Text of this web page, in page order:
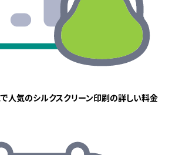
人気のシルクスクリーン印刷の詳しい料金